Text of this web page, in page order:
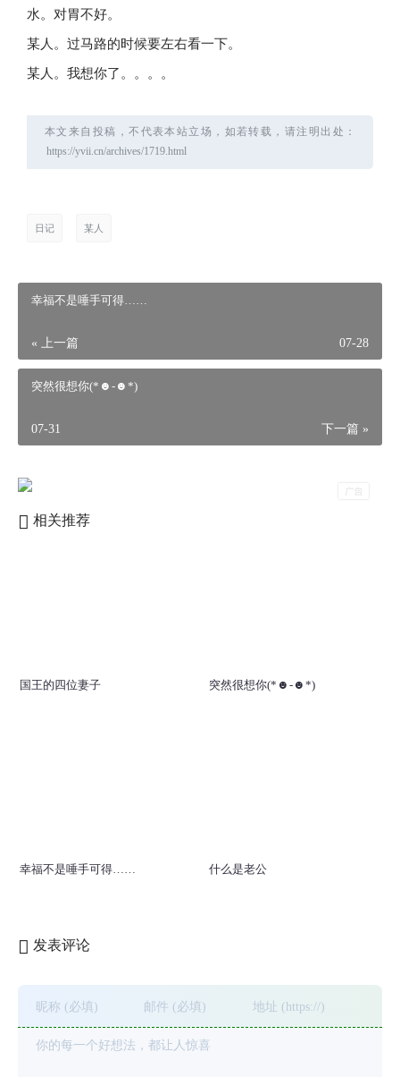
水。对胃不好。
某人。过马路的时候要左右看一下。
某人。我想你了。。。。
本文来自投稿，不代表本站立场，如若转载，请注明出处：
日记 某人
幸福不是唾手可得……
« 上一篇 07-28
突然很想你(*☻-☻*)
下一篇 »
07-31
相关推荐
国王的四位妻子 突然很想你(*☻-☻*)
幸福不是唾手可得…… 什么是老公
发表评论